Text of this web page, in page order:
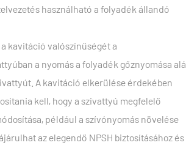
használható a folyadék állandó
kavitáció valószínűségét a
a nyomás a folyadék gőznyomása alá
A kavitáció elkerülése érdekében
kell, hogy a szivattyú megfelelő
például a szívónyomás növelése
az elegendő NPSH biztosításához és